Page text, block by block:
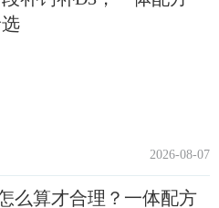
2026-08-07
么算才合理？一体配方